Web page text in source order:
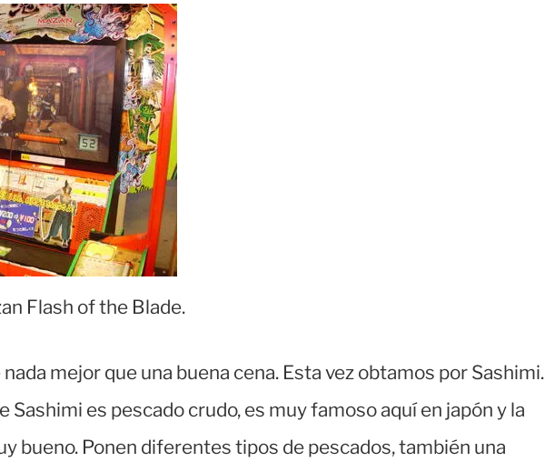
Flash of the Blade.
mejor que una buena cena. Esta vez obtamos por Sashimi.
Sashimi es pescado crudo, es muy famoso aquí en japón y la
bueno. Ponen diferentes tipos de pescados, también una